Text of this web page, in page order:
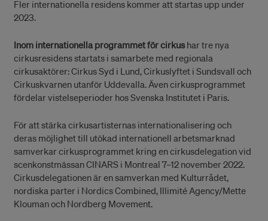
Fler internationella residens kommer att startas upp under
2023.
Inom internationella programmet för cirkushar tre nya
cirkusresidens startats i samarbete med regionala
cirkusaktörer: Cirkus Syd i Lund, Cirkuslyftet i Sundsvall och
Cirkuskvarnen utanför Uddevalla. Även cirkusprogrammet
fördelar vistelseperioder hos Svenska Institutet i Paris.
För att stärka cirkusartisternas internationalisering och
deras möjlighet till utökad internationell arbetsmarknad
samverkar cirkusprogrammet kring en cirkusdelegation vid
scenkonstmässan CINARS i Montreal 7–12 november 2022.
Cirkusdelegationen är en samverkan med Kulturrådet,
nordiska parter i Nordics Combined, Illimité Agency/Mette
Klouman och Nordberg Movement.